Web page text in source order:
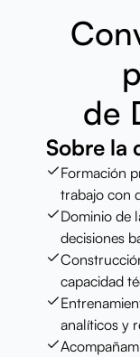
de
Sobre la
Formación
trabajo con
Dominio de
decisiones
capacidad
analíticos y